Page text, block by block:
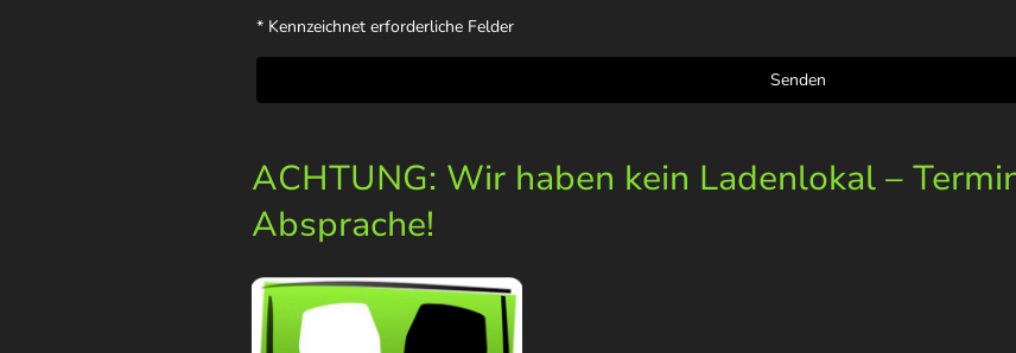
* Kennzeichnet erforderliche Felder
Senden
ACHTUNG: Wir haben kein Ladenlokal –
Absprache!